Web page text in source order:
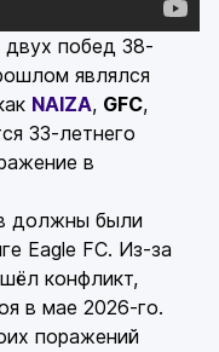
двух побед 38-
являлся
NAIZA, GFC,
33-летнего
в
должны были
Eagle FC. Из-за
конфликт,
в мае 2026-го.
поражений